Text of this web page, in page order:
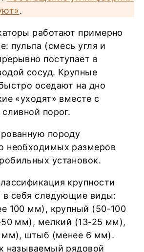
.
работают примерно
пульпа (смесь угля и
поступает в
сосуд. Крупные
оседают на дно
«уходят» вместе с
порог.
породу
необходимых размеров
установок.
крупности
в себя следующие виды:
100 мм), крупный (50-100
мм), мелкий (13-25 мм),
мм), штыб (менее 6 мм).
называемый рядовой